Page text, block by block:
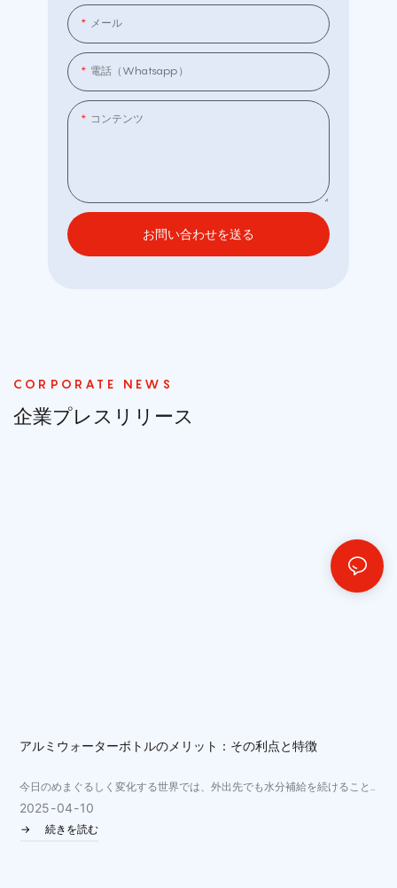
メール
電話（whatsapp）
コンテンツ
お問い合わせを送る
CORPORATE NEWS
企業プレスリリース
アルミウォーターボトルのメリット：その利点と特徴
今日のめまぐるしく変化する世界では、外出先でも水分補給を続けること
がこれまで以上に重要になっています。 持続可能性と使い捨てプラスチッ
ク廃棄物の削減への注目が高まる中、より環境に優しい代替品として、再
2025 04 10
続きを読む